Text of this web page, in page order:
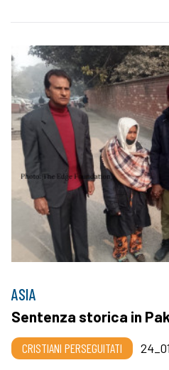
ASIA
Sentenza storica in
CRISTIANI PERSEGUITATI